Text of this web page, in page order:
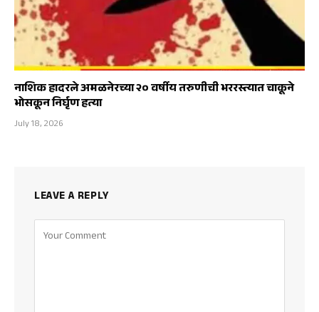
नाशिक हादरले अमळनेरच्या २० वर्षीय तरुणीची भररस्त्यात चाकूने
भोसकून निर्घृण हत्या
July 18, 2026
LEAVE A REPLY